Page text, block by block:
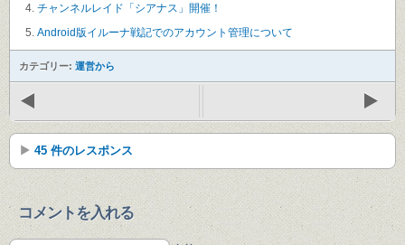
チャンネルレイド「シアナス」開催！
Android版イルーナ戦記でのアカウント管理について
カテゴリー: 運営から
45 件のレスポンス
コメントを入れる